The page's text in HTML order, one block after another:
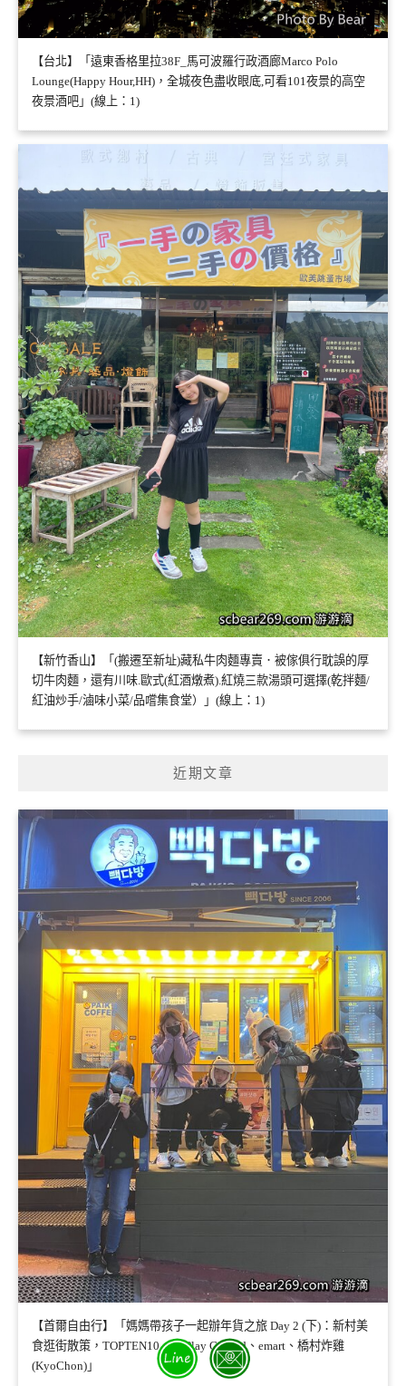
【台北】「遠東香格里拉38F_馬可波羅行政酒廊Marco Polo
Lounge(Happy Hour,HH)，全城夜色盡收眼底,可看101夜景的高空
夜景酒吧」(線上：1)
【新竹香山】「(搬遷至新址)藏私牛肉麵專賣．被傢俱行耽誤的厚
切牛肉麵，還有川味.歐式(紅酒燉煮).紅燒三款湯頭可選擇(乾拌麵/
紅油炒手/滷味小菜/品嚐集食堂）」(線上：1)
近期文章
【首爾自由行】「媽媽帶孩子一起辦年貨之旅 Day 2 (下)：新村美
食逛街散策，TOPTEN10、M Play Ground、emart、橋村炸雞
(KyoChon)」